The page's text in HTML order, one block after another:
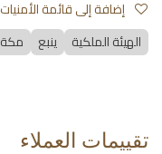
الهيئة الملكية
ينبع مكة
تقييمات العملاء